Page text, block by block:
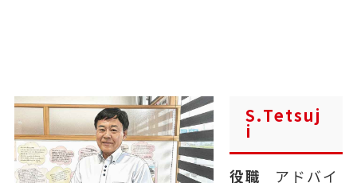
S.Tetsuj
i
役職
アドバイ